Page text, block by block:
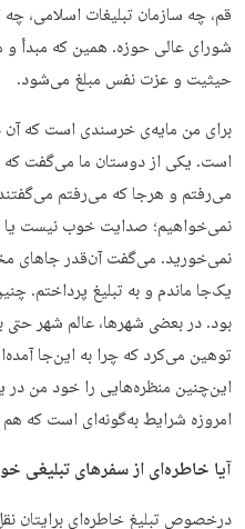
قم، چه سازمان تبلیغات اسلامی،
شورای عالی حوزه. همین که مبدأ
حیثیت و عزت نفس مبلغ می‌شود.
برای من مایه‌ی خرسندی است که آن
است. یکی از دوستان ما می‌گفت که
می‌رفتم و هرجا که می‌رفتم می‌گفتند
نمی‌خواهیم؛ صدایت خوب نیست یا
نمی‌خورید. می‌گفت آن‌قدر جاهای
یک‌جا ماندم و به تبلیغ پرداختم.
بود. در بعضی شهرها، عالم شهر حتی
توهین می‌کرد که چرا به این‌جا
این‌چنین منظره‌هایی را خود من در
امروزه شرایط به‌گونه‌ای است که
آیا خاطره‌ای از سفرهای تبلیغی
درخصوص تبلیغ خاطره‌ای برایتان